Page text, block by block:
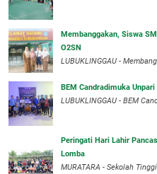
Membanggakan, Siswa
O2SN
LUBUKLINGGAU -
BEM Candradimuka
LUBUKLINGGAU - BEM
Peringati Hari Lahir
Lomba
MURATARA - Sekolah